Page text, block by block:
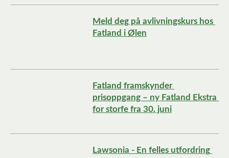
Meld deg på avlivningskurs hos
Fatland i Ølen
Fatland framskynder
prisoppgang – ny Fatland Ekstra
for storfe fra 30. juni
Lawsonia - En felles utfordring